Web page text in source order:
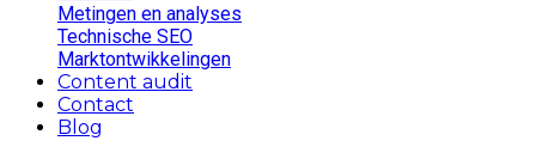
Metingen en analyses
Technische SEO
Marktontwikkelingen
Content audit
Contact
Blog